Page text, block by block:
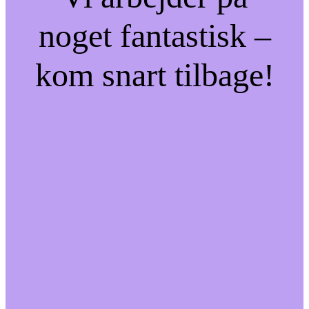
noget fantastisk –
kom snart tilbage!